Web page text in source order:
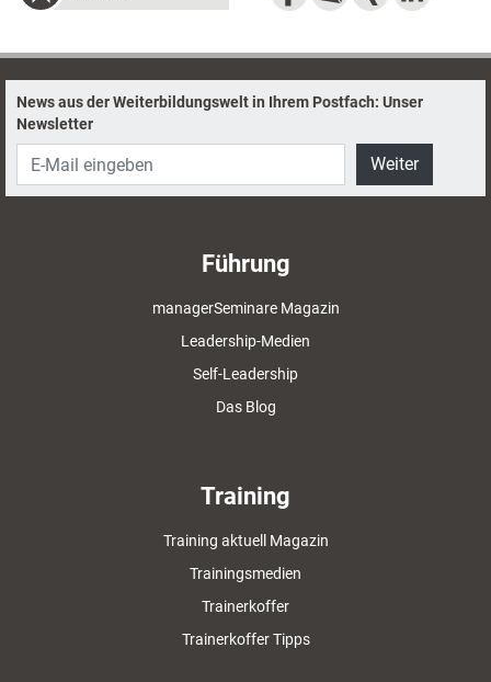
News aus der Weiterbildungswelt in Ihrem Postfach: Unser
Newsletter
Weiter
Führung
managerSeminare Magazin
Leadership-Medien
Self-Leadership
Das Blog
Training
Training aktuell Magazin
Trainingsmedien
Trainerkoffer
Trainerkoffer Tipps